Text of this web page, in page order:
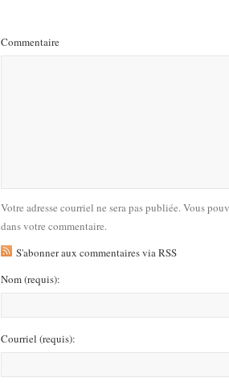
Commentaire
Votre adresse courriel ne sera pas publiée. Vous
dans votre commentaire.
S'abonner aux commentaires via RSS
Nom(requis):
Courriel (requis):